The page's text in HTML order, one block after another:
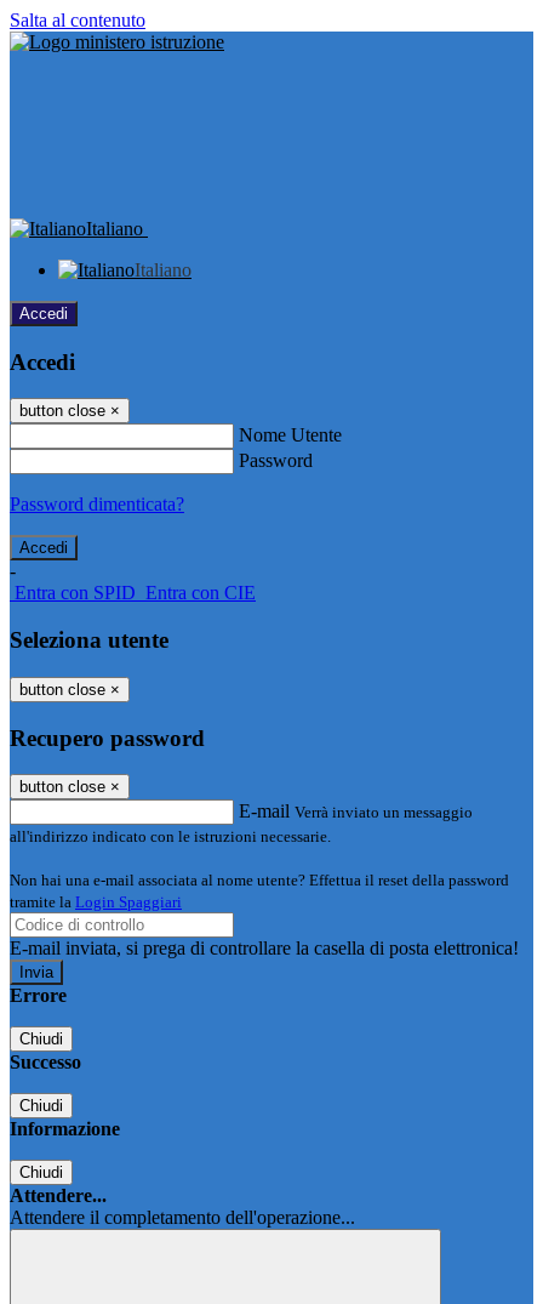
Salta al contenuto
Italiano
Italiano
Accedi
Accedi
button close ×
Nome Utente
Password
Password dimenticata?
-
Entra con SPID Entra con CIE
Seleziona utente
button close ×
Recupero password
button close ×
E-mail Verrà inviato un messaggio
all'indirizzo indicato con le istruzioni necessarie.
Non hai una e-mail associata al nome utente? Effettua il reset della password
tramite la Login Spaggiari
E-mail inviata, si prega di controllare la casella di posta elettronica!
Errore
Chiudi
Successo
Chiudi
Informazione
Chiudi
Attendere...
Attendere il completamento dell'operazione...